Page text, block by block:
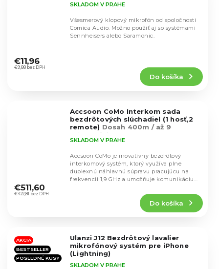
hodnotenie
produktu
SKLADOM V PRAHE
€9,88 bez DPH
€11,96
Do košíka
Všesmerový klopový mikrofón od spoločnosti
Comica Audio. Možno použiť aj so systémami
Sennheisers alebo Saramonic.
Accsoon CoMo Interkom sada
bezdrôtových slúchadiel (1 hosť,2
remote) Dosah 400m / až 9
uživatelů / Výdrž 10h
hodnotenie
produktu
hviezdičiek.
SKLADOM V PRAHE
€422,81 bez DPH
€511,60
Do košíka
Accsoon CoMo je inovatívny bezdrôtový
interkomový systém, ktorý využíva plne
duplexnú náhlavnú súpravu pracujúcu na
frekvencii 1,9 GHz a umožňuje komunikáciu
AKCIA
BESTSELLER
POSLEDNÉ KUSY
Ulanzi J12 Bezdrôtový lavalier
mikrofónový systém pre iPhone
(Lightning)
SKLADOM V PRAHE